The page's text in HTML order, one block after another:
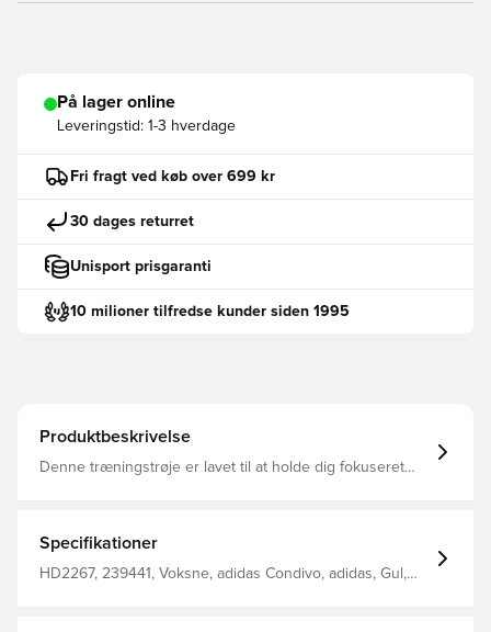
På lager online
Leveringstid: 1-3 hverdage
Fri fragt ved køb over 699 kr
30 dages returret
Unisport prisgaranti
10 milioner tilfredse kunder siden 1995
Produktbeskrivelse
Denne træningstrøje er lavet til at holde dig fokuseret
AEROREADY teknologi leder fugt væk fra kroppen, så du
efterlades komfortabel, tør og afkølet Fremstillet i 100%
genanvendt polyester.
Specifikationer
HD2267, 239441, Voksne, adidas Condivo, adidas, Gul,